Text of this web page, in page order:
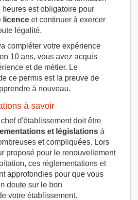
est obligatoire pour
licence et continuer à exercer
légalité.
compléter votre expérience
10 ans, vous avez acquis
et de métier. Le
ce permis est la preuve de
à nouveau.
à savoir
d'établissement doit être
et législations à
et compliquées. Lors
proposé pour le renouvellement
ces réglementations et
approfondies pour que vous
doute sur le bon
votre établissement.